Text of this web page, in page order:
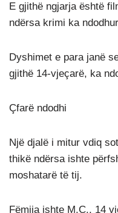
E gjithë ngjarja është
ndërsa krimi ka
Dyshimet e para janë
gjithë 14-vjeçarë, ka
Çfarë ndodhi
Një djalë i mitur vdiq
thikë ndërsa ishte
moshatarë të tij.
Fëmija ishte M.C., 14